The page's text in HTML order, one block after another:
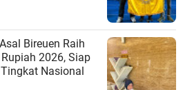
Bireuen Raih
2026, Siap
Nasional